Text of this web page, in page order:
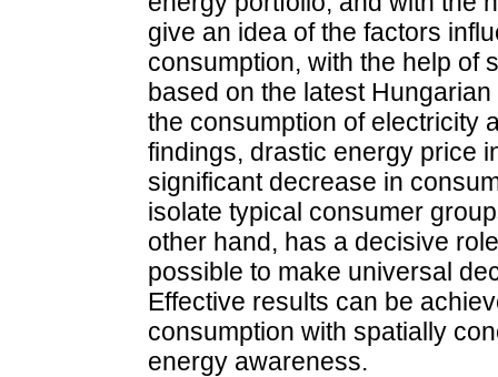
give an idea of the factors
consumption, with the help of
based on the latest
the consumption of electricity
findings, drastic energy price
significant decrease in
isolate typical consumer
other hand, has a decisive
possible to make universal
Effective results can be
consumption with spatially
energy awareness.